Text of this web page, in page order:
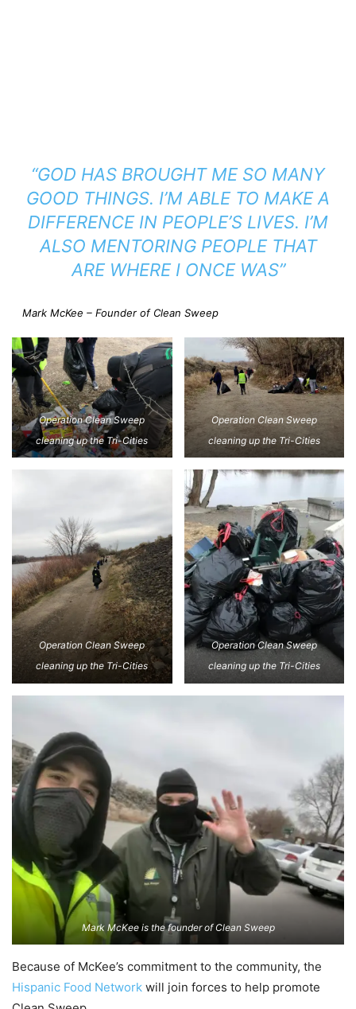
“GOD HAS BROUGHT ME SO MANY
GOOD THINGS. I’M ABLE TO MAKE A
DIFFERENCE IN PEOPLE’S LIVES. I’M
ALSO MENTORING PEOPLE THAT
ARE WHERE I ONCE WAS”
Mark McKee – Founder of Clean Sweep
Operation Clean Sweep
cleaning up the Tri-Cities
Operation Clean Sweep
cleaning up the Tri-Cities
Operation Clean Sweep
cleaning up the Tri-Cities
Operation Clean Sweep
cleaning up the Tri-Cities
Mark McKee is the founder of Clean Sweep
Because of McKee’s commitment to the community, the
Hispanic Food Network will join forces to help promote